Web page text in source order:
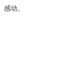
感动。